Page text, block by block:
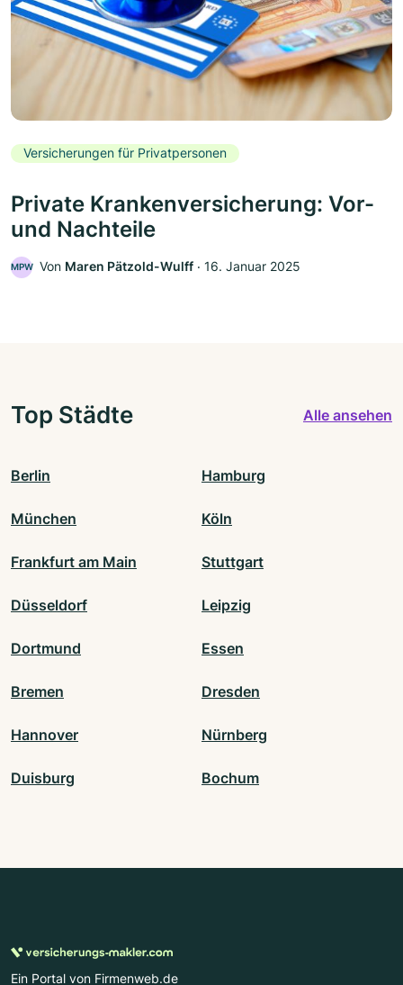
Versicherungen für Privatpersonen
Private Krankenversicherung: Vor-
und Nachteile
MPW Von Maren Pätzold-Wulff ‧ 16. Januar 2025
Top Städte Alle ansehen
Berlin Hamburg
München Köln
Frankfurt am Main Stuttgart
Düsseldorf Leipzig
Dortmund Essen
Bremen Dresden
Hannover Nürnberg
Duisburg Bochum
Ein Portal von Firmenweb.de